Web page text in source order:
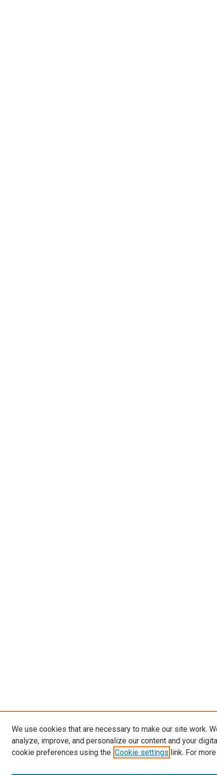
We use cookies that are necessary to make our site work.
analyze, improve, and personalize our content and your
cookie preferences using the Cookie settings link. For